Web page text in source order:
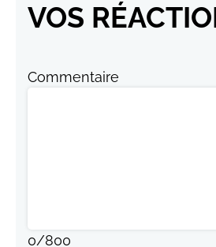
VOS
Commentaire
0/800